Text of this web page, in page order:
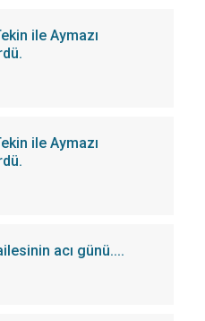
ile Aymazı
ile Aymazı
acı günü....